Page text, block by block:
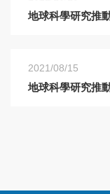
地球科學研究推
2021/08/15
地球科學研究推